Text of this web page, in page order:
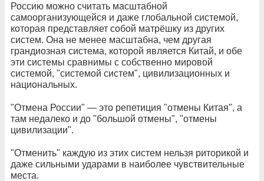
Россию можно считать масштабной
самоорганизующейся и даже глобальной системой,
которая представляет собой матрёшку из других
систем. Она не менее масштабна, чем другая
грандиозная система, которой является Китай, и обе
эти системы сравнимы с собственно мировой
системой, "системой систем", цивилизационных и
национальных.
"Отмена России" — это репетиция "отмены Китая", а
там недалеко и до "большой отмены", "отмены
цивилизации".
"Отменить" каждую из этих систем нельзя риторикой и
даже сильными ударами в наиболее чувствительные
места.